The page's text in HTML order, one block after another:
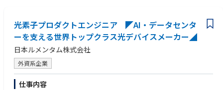
・自己の技術向上に常に務めている人
光素子プロダクトエンジニア ◤AI・データセンタ
ーを支える世界トップクラス光デバイスメーカー◢
日本ルメンタム株式会社
外資系企業
仕事内容